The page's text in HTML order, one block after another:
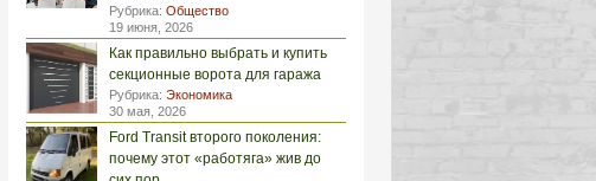
Рубрика: Общество
19 июня, 2026
Как правильно выбрать и купить
секционные ворота для гаража
Рубрика: Экономика
30 мая, 2026
Ford Transit второго поколения:
почему этот «работяга» жив до